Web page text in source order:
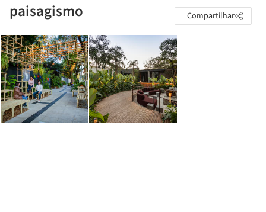
paisagismo Compartilhar